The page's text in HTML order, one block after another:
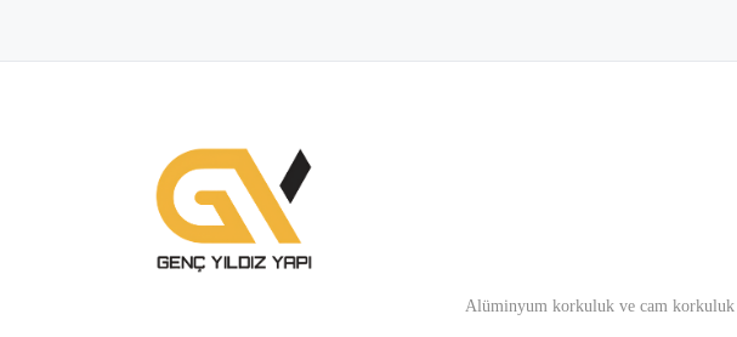
Alüminyum korkuluk ve cam korkuluk